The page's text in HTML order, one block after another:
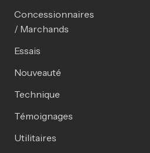
Concessionnaires
/ Marchands
Essais
Nouveauté
Technique
Témoignages
Utilitaires